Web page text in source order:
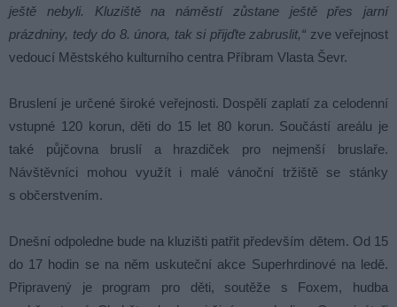
ještě nebyli. Kluziště na náměstí zůstane ještě přes jarní
prázdniny, tedy do 8. února, tak si přijďte zabruslit,“ zve veřejnost
vedoucí Městského kulturního centra Příbram Vlasta Ševr.
Bruslení je určené široké veřejnosti. Dospělí zaplatí za celodenní
vstupné 120 korun, děti do 15 let 80 korun. Součástí areálu je
také půjčovna bruslí a hrazdiček pro nejmenší bruslaře.
Návštěvníci mohou využít i malé vánoční tržiště se stánky
s občerstvením.
Dnešní odpoledne bude na kluzišti patřit především dětem. Od 15
do 17 hodin se na něm uskuteční akce Superhrdinové na ledě.
Připravený je program pro děti, soutěže s Foxem, hudba